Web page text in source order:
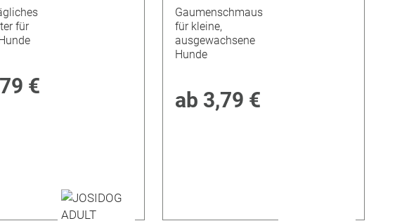
für
€
Gaumenschmaus
für kleine,
ausgewachsene
Hunde
ab 3,79 €